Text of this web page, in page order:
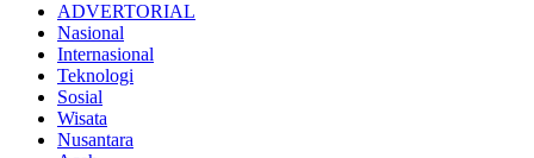
ADVERTORIAL
Nasional
Internasional
Teknologi
Sosial
Wisata
Nusantara